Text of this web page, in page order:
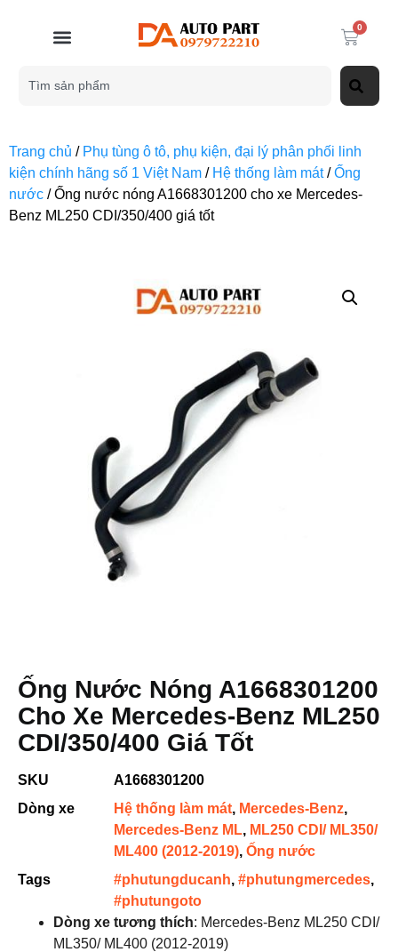
0
Trang chủ / Phụ tùng ô tô, phụ kiện, đại lý phân phối linh
kiện chính hãng số 1 Việt Nam / Hệ thống làm mát/Ống
nước / Ống nước nóng A1668301200 cho xe Mercedes-
Benz ML250 CDI/350/400 giá tốt
Ống Nước Nóng A1668301200
Cho Xe Mercedes-Benz ML250
CDI/350/400 Giá Tốt
SKU
A1668301200
Dòng xe
Hệ thống làm mát, Mercedes-Benz,
Mercedes-Benz ML, ML250 CDI/ ML350/
ML400 (2012-2019), Ống nước
Tags
#phutungducanh, #phutungmercedes,
#phutungoto
Dòng xe tương thích: Mercedes-Benz ML250 CDI/
ML350/ ML400 (2012-2019)